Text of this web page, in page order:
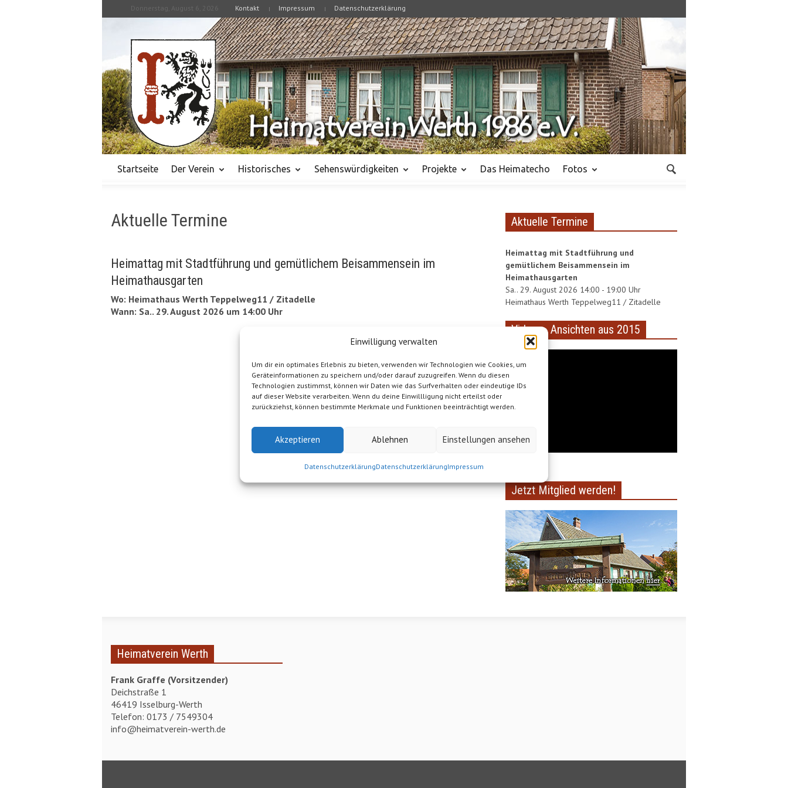
Einwilligung verwalten
Um dir ein optimales Erlebnis zu bieten, verwenden wir Technologien wie Cookies, um
Geräteinformationen zu speichern und/oder darauf zuzugreifen. Wenn du diesen
Technologien zustimmst, können wir Daten wie das Surfverhalten oder eindeutige IDs
auf dieser Website verarbeiten. Wenn du deine Einwillligung nicht erteilst oder
zurückziehst, können bestimmte Merkmale und Funktionen beeinträchtigt werden.
Akzeptieren Ablehnen Einstellungen ansehen
DatenschutzerklärungDatenschutzerklärungImpressum
Donnerstag, August 6, 2026 Kontakt Impressum Datenschutzerklärung
Startseite Der Verein Historisches Sehenswürdigkeiten Projekte Das Heimatecho Fotos
Aktuelle Termine
Heimattag mit Stadtführung und gemütlichem Beisammensein im
Heimathausgarten
Wo: Heimathaus Werth Teppelweg11 / Zitadelle
Wann: Sa.. 29. August 2026 um 14:00 Uhr
Aktuelle Termine
Heimattag mit Stadtführung und
gemütlichem Beisammensein im
Heimathausgarten
Sa.. 29. August 2026 14:00 - 19:00 Uhr
Heimathaus Werth Teppelweg11 / Zitadelle
Video – Ansichten aus 2015
Jetzt Mitglied werden!
Heimatverein Werth
Frank Graffe (Vorsitzender)
Deichstraße 1
46419 Isselburg-Werth
Telefon: 0173 / 7549304
info@heimatverein-werth.de